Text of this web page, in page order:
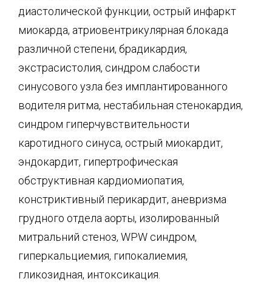
диастолической функции, острый инфаркт
миокарда, атриовентрикулярная блокада
различной степени, брадикардия,
экстрасистолия, синдром слабости
синусового узла без имплантированного
водителя ритма, нестабильная стенокардия,
синдром гиперчувствительности
каротидного синуса, острый миокардит,
эндокардит, гипертрофическая
обструктивная кардиомиопатия,
констриктивный перикардит, аневризма
грудного отдела аорты, изолированный
митральний стеноз, WPW синдром,
гиперкальциемия, гипокалиемия,
гликозидная, интоксикация.